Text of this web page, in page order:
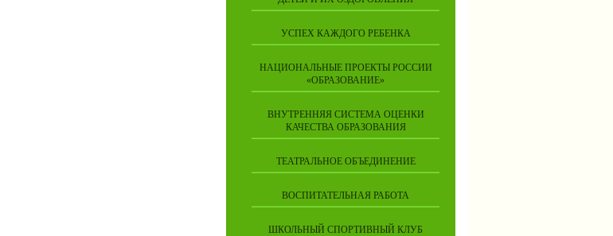
УСПЕХ КАЖДОГО РЕБЕНКА
НАЦИОНАЛЬНЫЕ ПРОЕКТЫ РОССИИ
«ОБРАЗОВАНИЕ»
ВНУТРЕННЯЯ СИСТЕМА ОЦЕНКИ
КАЧЕСТВА ОБРАЗОВАНИЯ
ТЕАТРАЛЬНОЕ ОБЪЕДИНЕНИЕ
ВОСПИТАТЕЛЬНАЯ РАБОТА
ШКОЛЬНЫЙ СПОРТИВНЫЙ КЛУБ